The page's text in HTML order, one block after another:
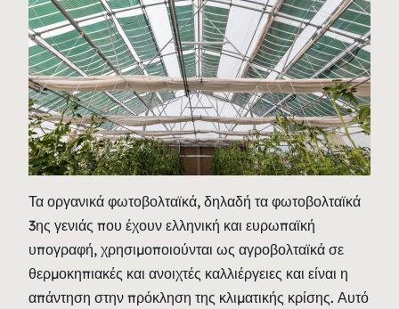
Τα οργανικά φωτοβολταϊκά, δηλαδή τα φωτοβολταϊκά
3ης γενιάς που έχουν ελληνική και ευρωπαϊκή
υπογραφή, χρησιμοποιούνται ως αγροβολταϊκά σε
θερμοκηπιακές και ανοιχτές καλλιέργειες και είναι η
απάντηση στην πρόκληση της κλιματικής κρίσης. Αυτό